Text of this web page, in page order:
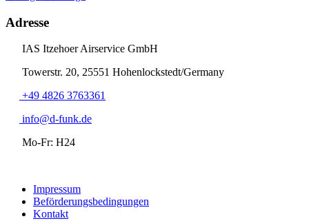
Adresse
IAS Itzehoer Airservice GmbH
Towerstr. 20, 25551 Hohenlockstedt/Germany
+49 4826 3763361
info@d-funk.de
Mo-Fr: H24
Impressum
Beförderungsbedingungen
Kontakt